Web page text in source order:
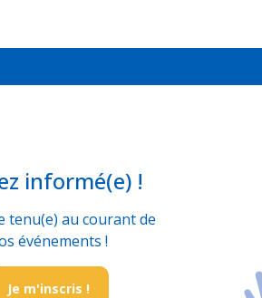
informé(e) !
tenu(e) au courant de
événements !
Je m'inscris !